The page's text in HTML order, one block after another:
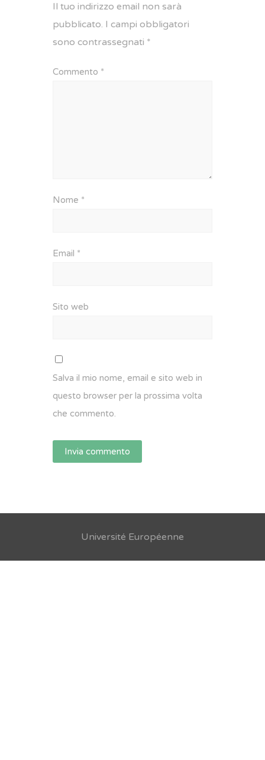
Il tuo indirizzo email non sarà
pubblicato. I campi obbligatori
sono contrassegnati *
Commento *
Nome *
Email *
Sito web
Salva il mio nome, email e sito web in
questo browser per la prossima volta
che commento.
Université Européenne